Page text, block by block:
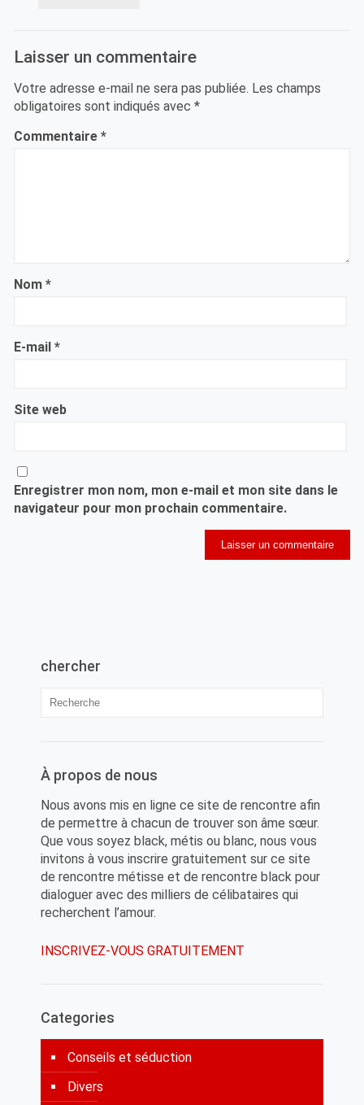
Laisser un commentaire
Votre adresse e-mail ne sera pas publiée. Les champs
obligatoires sont indiqués avec *
Commentaire *
Nom *
E-mail *
Site web
Enregistrer mon nom, mon e-mail et mon site dans le
navigateur pour mon prochain commentaire.
chercher
À propos de nous
Nous avons mis en ligne ce site de rencontre afin
de permettre à chacun de trouver son âme sœur.
Que vous soyez black, métis ou blanc, nous vous
invitons à vous inscrire gratuitement sur ce site
de rencontre métisse et de rencontre black pour
dialoguer avec des milliers de célibataires qui
recherchent l’amour.
INSCRIVEZ-VOUS GRATUITEMENT
Categories
Conseils et séduction
Divers